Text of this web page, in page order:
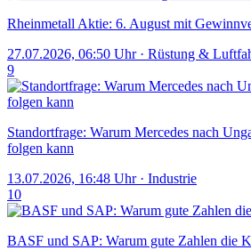
Rheinmetall Aktie: 6. August mit
27.07.2026, 06:50 Uhr · Rüstung &
9
Standortfrage: Warum Mercedes nach
folgen kann
13.07.2026, 16:48 Uhr · Industrie
10
BASF und SAP: Warum gute Zahlen die